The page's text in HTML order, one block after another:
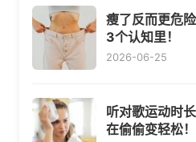
瘦了反而更危
3个认知里！
2026-06-25
听对歌运动时
在偷偷变轻松！